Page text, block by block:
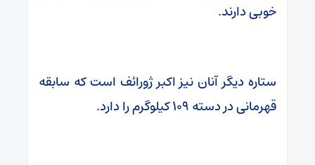
خوبی دارند.
ستاره دیگر آنان نیز اکبر ژورائف است که سابقه
قهرمانی در دسته ۱۰۹ کیلوگرم را دارد.